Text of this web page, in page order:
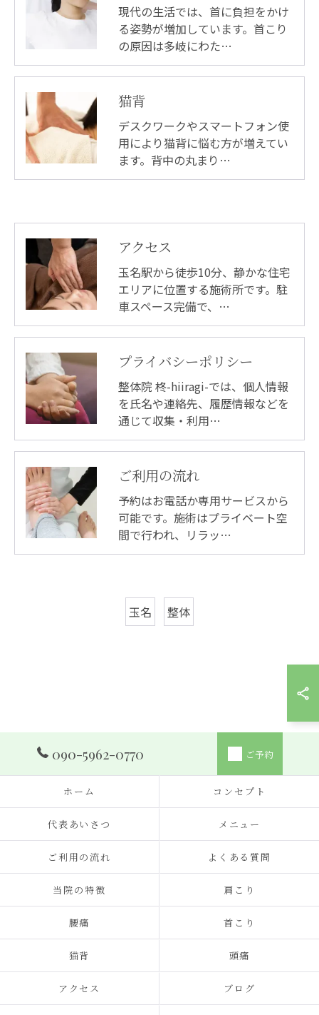
現代の生活では、首に負担をかけ
る姿勢が増加しています。首こり
の原因は多岐にわた…
猫背
デスクワークやスマートフォン使
用により猫背に悩む方が増えてい
ます。背中の丸まり…
アクセス
玉名駅から徒歩10分、静かな住宅
エリアに位置する施術所です。駐
車スペース完備で、…
プライバシーポリシー
整体院 柊-hiiragi-では、個人情報
を氏名や連絡先、履歴情報などを
通じて収集・利用…
ご利用の流れ
予約はお電話か専用サービスから
可能です。施術はプライベート空
間で行われ、リラッ…
玉名 整体
090-5962-0770 ご予約
ホーム コンセプト
代表あいさつ メニュー
ご利用の流れ よくある質問
当院の特徴 肩こり
腰痛 首こり
猫背 頭痛
アクセス ブログ